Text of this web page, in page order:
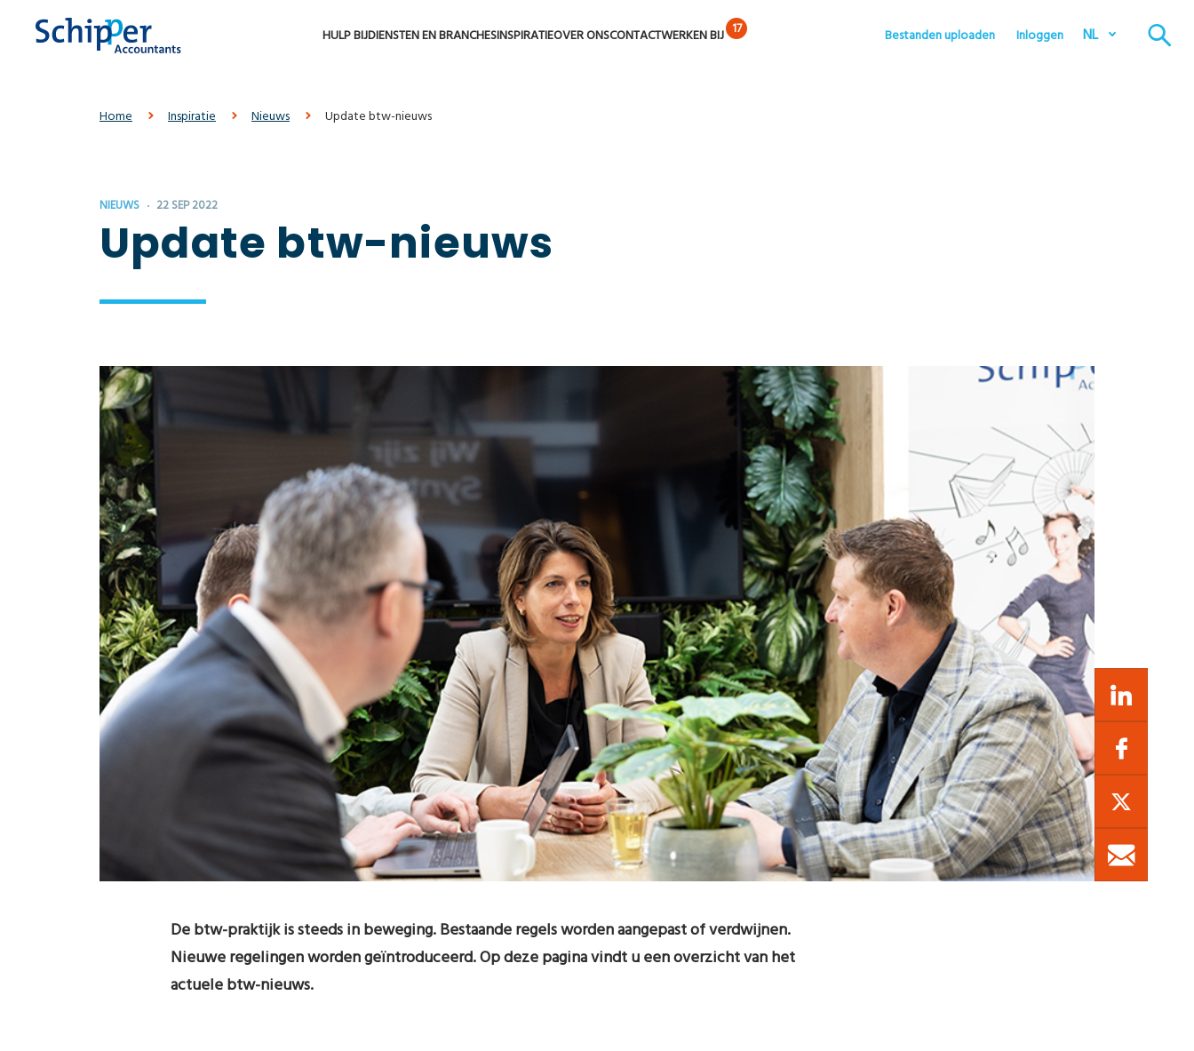
HULP BIJDIENSTEN EN BRANCHESINSPIRATIEOVER ONSCONTACTWERKEN BIJ Bestanden uploaden Inloggen NL
Home Inspiratie Nieuws Update btw-nieuws
NIEUWS 22 SEP 2022
Update btw-nieuws
De btw-praktijk is steeds in beweging. Bestaande regels worden aangepast of verdwijnen.
Nieuwe regelingen worden geïntroduceerd. Op deze pagina vindt u een overzicht van het
actuele btw-nieuws.